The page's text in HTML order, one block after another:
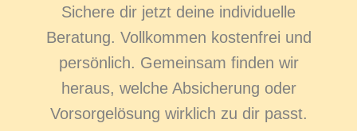
Sichere dir jetzt deine individuelle
Beratung. Vollkommen kostenfrei und
persönlich. Gemeinsam finden wir
heraus, welche Absicherung oder
Vorsorgelösung wirklich zu dir passt.